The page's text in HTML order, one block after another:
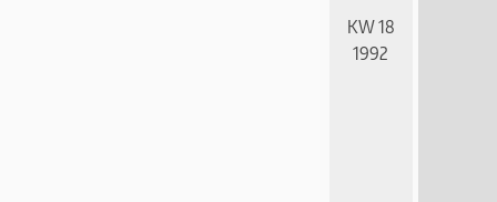
KW 18
1992